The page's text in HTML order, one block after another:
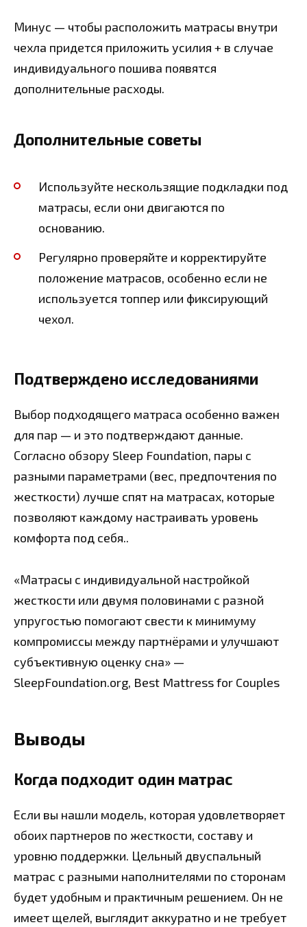
Минус — чтобы расположить матрасы внутри
чехла придется приложить усилия + в случае
индивидуального пошива появятся
дополнительные расходы.
Дополнительные советы
Используйте нескользящие подкладки под
матрасы, если они двигаются по
основанию.
Регулярно проверяйте и корректируйте
положение матрасов, особенно если не
используется топпер или фиксирующий
чехол.
Подтверждено исследованиями
Выбор подходящего матраса особенно важен
для пар — и это подтверждают данные.
Согласно обзору Sleep Foundation, пары с
разными параметрами (вес, предпочтения по
жесткости) лучше спят на матрасах, которые
позволяют каждому настраивать уровень
комфорта под себя..
«Матрасы с индивидуальной настройкой
жесткости или двумя половинами с разной
упругостью помогают свести к минимуму
компромиссы между партнёрами и улучшают
субъективную оценку сна» —
SleepFoundation.org, Best Mattress for Couples
Выводы
Когда подходит один матрас
Если вы нашли модель, которая удовлетворяет
обоих партнеров по жесткости, составу и
уровню поддержки. Цельный двуспальный
матрас с разными наполнителями по сторонам
будет удобным и практичным решением. Он не
имеет щелей, выглядит аккуратно и не требует